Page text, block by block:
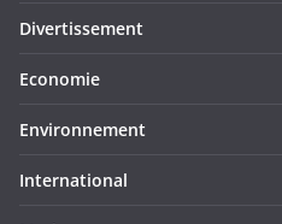
Divertissement
Economie
Environnement
International